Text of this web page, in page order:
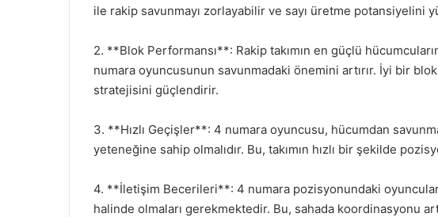
ile rakip savunmayı zorlayabilir ve sayı üretme potansiyelini
2. **Blok Performansı**: Rakip takımın en güçlü
numara oyuncusunun savunmadaki önemini artırır. İyi bir
stratejisini güçlendirir.
3. **Hızlı Geçişler**: 4 numara oyuncusu, hücumdan
yeteneğine sahip olmalıdır. Bu, takımın hızlı bir şekilde
4. **İletişim Becerileri**: 4 numara pozisyonundaki
halinde olmaları gerekmektedir. Bu, sahada koordinasyonu